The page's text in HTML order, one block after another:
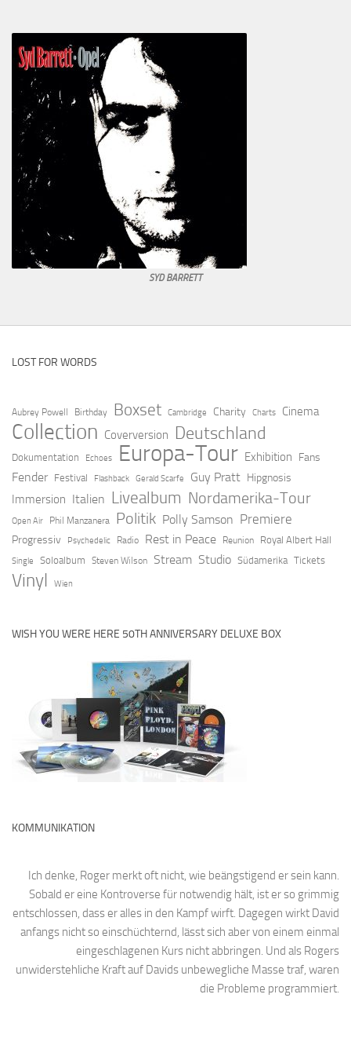
SYD BARRETT
LOST FOR WORDS
Aubrey Powell Birthday Boxset Cambridge Charity Charts Cinema
Collection Coverversion Deutschland
Dokumentation Echoes Europa-Tour Exhibition Fans
Fender Festival Flashback Gerald Scarfe Guy Pratt Hipgnosis
Immersion Italien Livealbum Nordamerika-Tour
Open Air Phil Manzanera Politik Polly Samson Premiere
Progressiv Psychedelic Radio Rest in Peace Reunion Royal Albert Hall
Single Soloalbum Steven Wilson Stream Studio Südamerika Tickets
Vinyl Wien
WISH YOU WERE HERE 50TH ANNIVERSARY DELUXE BOX
KOMMUNIKATION
Ich denke, Roger merkt oft nicht, wie beängstigend er sein kann.
Sobald er eine Kontroverse für notwendig hält, ist er so grimmig
entschlossen, dass er alles in den Kampf wirft. Dagegen wirkt David
anfangs nicht so einschüchternd, lässt sich aber von einem einmal
eingeschlagenen Kurs nicht abbringen. Und als Rogers
unwiderstehliche Kraft auf Davids unbewegliche Masse traf, waren
die Probleme programmiert.